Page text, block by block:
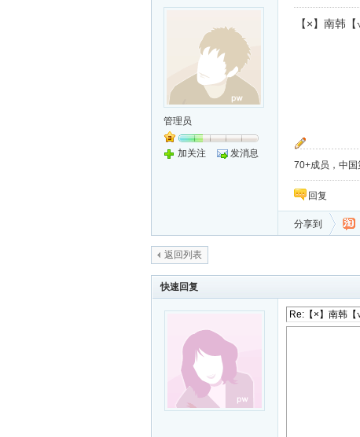
管理员
加关注 发消息
【×】南韩
70+成员，中
回复
分享到
返回列表
快速回复